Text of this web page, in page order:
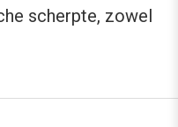
scherpte, zowel